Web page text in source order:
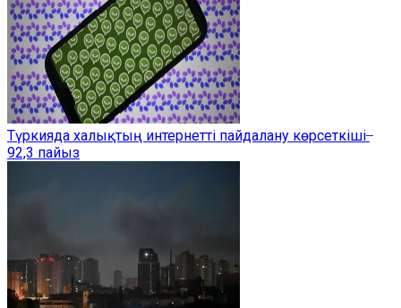
Түркияда халықтың интернетті пайдалану көрсеткіші ̶
92,3 пайыз